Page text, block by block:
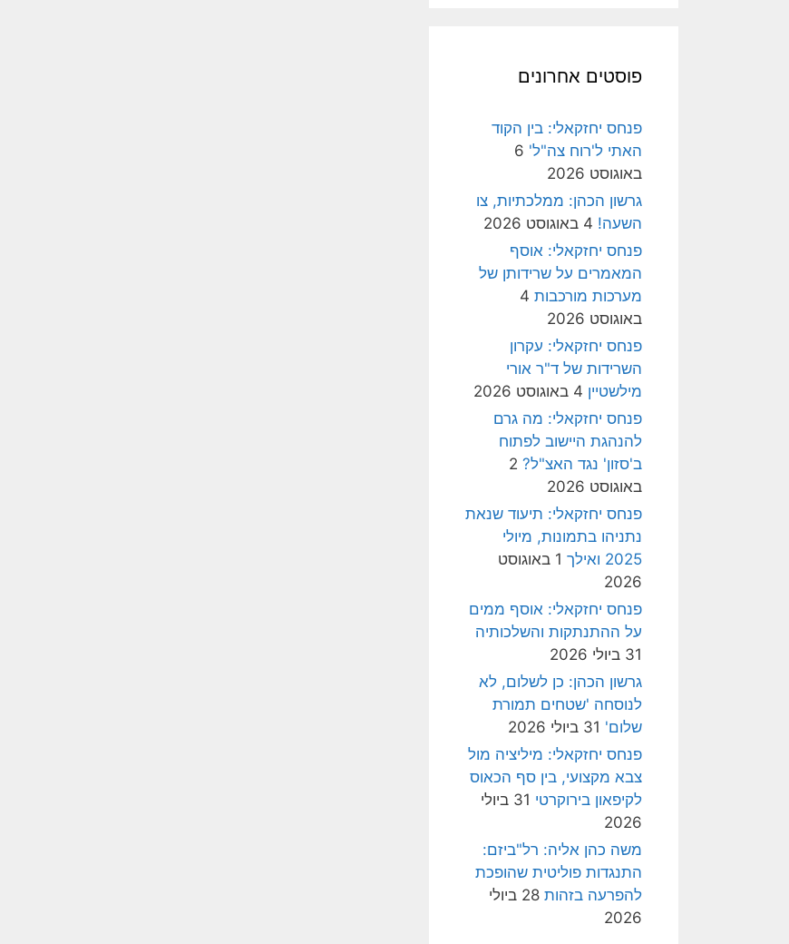
פוסטים אחרונים
פנחס יחזקאלי: בין הקוד
האתי ל'רוח צה"ל' 6
באוגוסט 2026
גרשון הכהן: ממלכתיות, צו
השעה! 4 באוגוסט 2026
פנחס יחזקאלי: אוסף
המאמרים על שרידותן של
מערכות מורכבות 4
באוגוסט 2026
פנחס יחזקאלי: עקרון
השרידות של ד"ר אורי
מילשטיין 4 באוגוסט 2026
פנחס יחזקאלי: מה גרם
להנהגת היישוב לפתוח
ב'סזון' נגד האצ"ל? 2
באוגוסט 2026
פנחס יחזקאלי: תיעוד שנאת
נתניהו בתמונות, מיולי
2025 ואילך
1 באוגוסט
2026
פנחס יחזקאלי: אוסף ממים
על ההתנתקות והשלכותיה
31 ביולי 2026
גרשון הכהן: כן לשלום, לא
לנוסחה 'שטחים תמורת
שלום' 31 ביולי 2026
פנחס יחזקאלי: מיליציה מול
צבא מקצועי, בין סף הכאוס
לקיפאון בירוקרטי
31 ביולי
2026
משה כהן אליה: רל"ביזם:
התנגדות פוליטית שהופכת
להפרעה בזהות
28 ביולי
2026